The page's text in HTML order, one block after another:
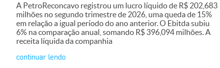
A PetroReconcavo registrou um lucro líquido de R$ 202,683
milhões no segundo trimestre de 2026, uma queda de 15%
em relação a igual período do ano anterior. O Ebitda subiu
6% na comparação anual, somando R$ 396,094 milhões. A
receita líquida da companhia
continuar lendo